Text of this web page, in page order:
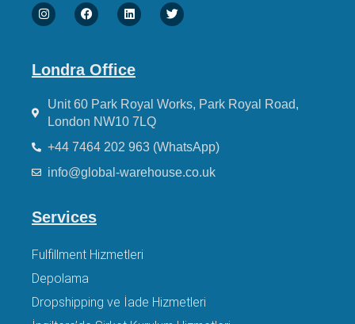
Londra Office
Unit 60 Park Royal Works, Park Royal Road,
London NW10 7LQ
+44 7464 202 963 (WhatsApp)
info@global-warehouse.co.uk
Services
Fulfillment Hizmetleri
Depolama
Dropshipping ve İade Hizmetleri